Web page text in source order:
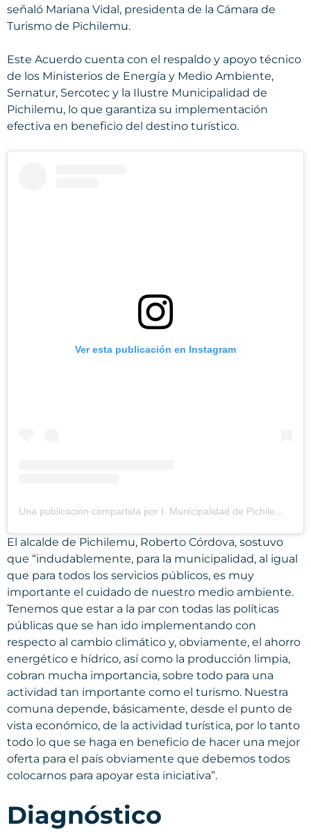
señaló Mariana Vidal, presidenta de la Cámara de
Turismo de Pichilemu.
Este Acuerdo cuenta con el respaldo y apoyo técnico
de los Ministerios de Energía y Medio Ambiente,
Sernatur, Sercotec y la Ilustre Municipalidad de
Pichilemu, lo que garantiza su implementación
efectiva en beneficio del destino turístico.
Ver esta publicación en Instagram
Una publicación compartida por I. Municipalidad de Pichilemu (@muni_pichilemu)
El alcalde de Pichilemu, Roberto Córdova, sostuvo
que “indudablemente, para la municipalidad, al igual
que para todos los servicios públicos, es muy
importante el cuidado de nuestro medio ambiente.
Tenemos que estar a la par con todas las políticas
públicas que se han ido implementando con
respecto al cambio climático y, obviamente, el ahorro
energético e hídrico, así como la producción limpia,
cobran mucha importancia, sobre todo para una
actividad tan importante como el turismo. Nuestra
comuna depende, básicamente, desde el punto de
vista económico, de la actividad turística, por lo tanto
todo lo que se haga en beneficio de hacer una mejor
oferta para el país obviamente que debemos todos
colocarnos para apoyar esta iniciativa”.
Diagnóstico